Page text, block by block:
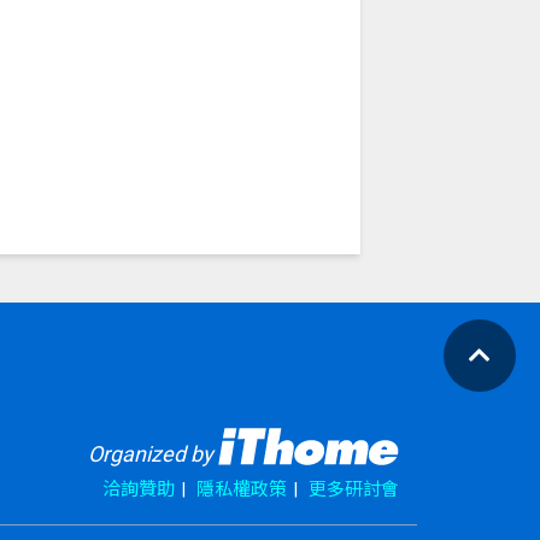
Organized by
洽詢贊助 隱私權政策 更多研討會